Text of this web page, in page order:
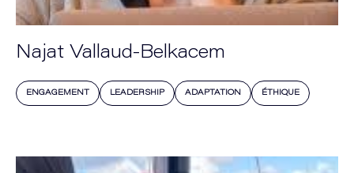
Najat Vallaud-Belkacem
ENGAGEMENT LEADERSHIP ADAPTATION ÉTHIQUE